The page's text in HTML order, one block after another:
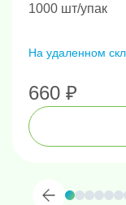
1000 шт/упак
На удаленном
660 ₽